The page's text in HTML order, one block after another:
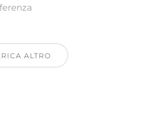
ALTRO